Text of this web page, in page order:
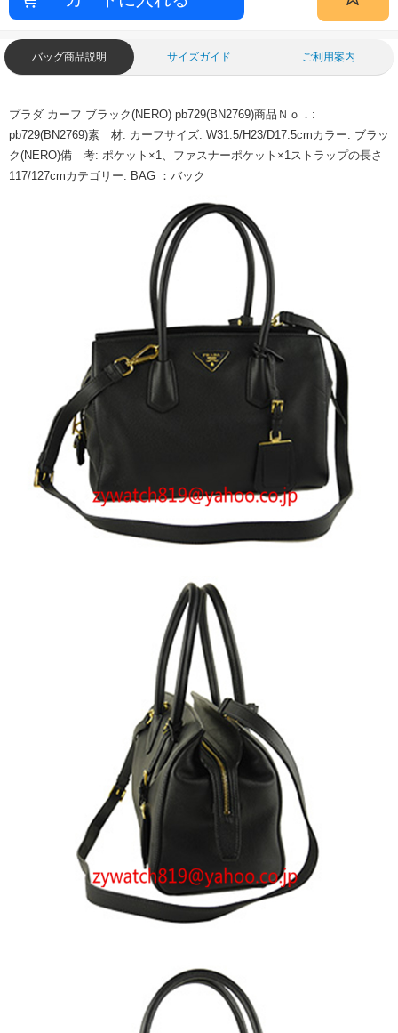
バッグ商品説明 サイズガイド ご利用案内
プラダ カーフ ブラック(NERO) pb729(BN2769)商品Ｎｏ．:
pb729(BN2769)素 材: カーフサイズ: W31.5/H23/D17.5cmカラー: ブラッ
ク(NERO)備 考: ポケット×1、ファスナーポケット×1ストラップの長さ
117/127cmカテゴリー: BAG ：バック